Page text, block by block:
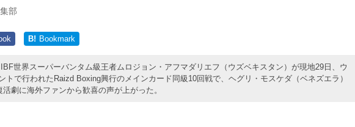
部
B! Bookmark
世界スーパーバンタム級王者ムロジョン・アフマダリエフ（ウズベキスタン）が現地29日、ウ
トで行われたRaizd Boxing興行のメインカード同級10回戦で、ヘグリ・モスケダ（ベネズエラ）
劇に海外ファンから歓喜の声が上がった。